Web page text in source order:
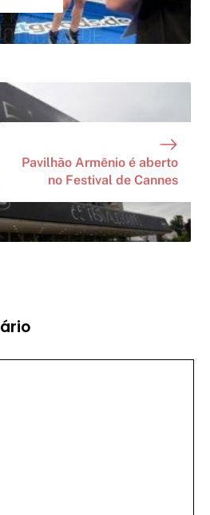
Pavilhão Armênio é aberto
no Festival de Cannes